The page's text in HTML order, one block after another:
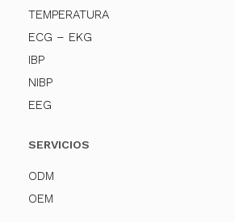
TEMPERATURA
ECG – EKG
IBP
NIBP
EEG
SERVICIOS
ODM
OEM